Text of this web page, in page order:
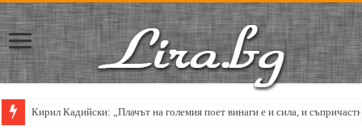
Кирил Кадийски: „Плачът на големия поет винаги е и сила, и